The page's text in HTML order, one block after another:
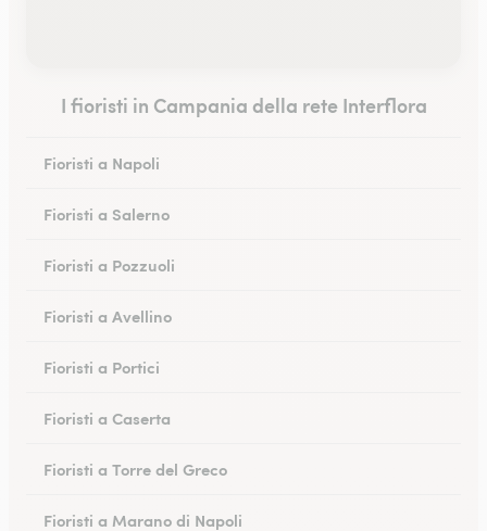
I fioristi in Campania della rete Interflora
Fioristi a Napoli
Fioristi a Salerno
Fioristi a Pozzuoli
Fioristi a Avellino
Fioristi a Portici
Fioristi a Caserta
Fioristi a Torre del Greco
Fioristi a Marano di Napoli